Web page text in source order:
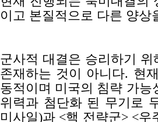
이고 본질적으로 다른 양상
군사적 대결은 승리하기
존재하는 것이 아니다. 현
동적이며 미국의 침략 가
위력과 첨단화 된 무기로
미사일)과 <핵 전략군> <